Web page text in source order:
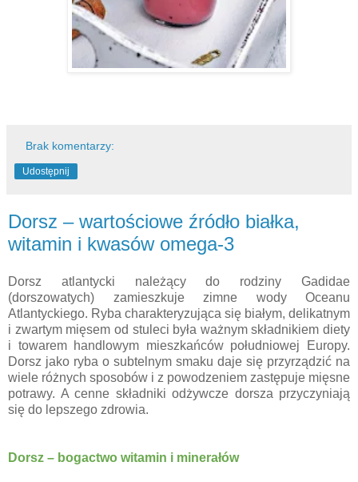
Brak komentarzy:
Udostępnij
Dorsz – wartościowe źródło białka,
witamin i kwasów omega-3
Dorsz atlantycki należący do rodziny Gadidae
(dorszowatych) zamieszkuje zimne wody Oceanu
Atlantyckiego. Ryba charakteryzująca się białym, delikatnym
i zwartym mięsem od stuleci była ważnym składnikiem diety
i towarem handlowym mieszkańców południowej Europy.
Dorsz jako ryba o subtelnym smaku daje się przyrządzić na
wiele różnych sposobów i z powodzeniem zastępuje mięsne
potrawy. A cenne składniki odżywcze dorsza przyczyniają
się do lepszego zdrowia.
Dorsz – bogactwo witamin i minerałów